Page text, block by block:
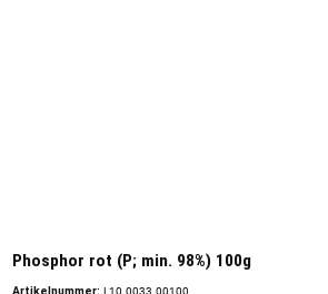
Phosphor rot (P; min. 98%) 100g